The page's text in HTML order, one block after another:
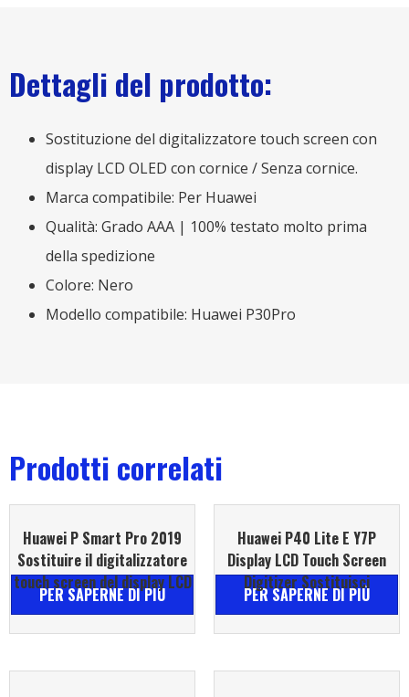
Dettagli del prodotto:
Sostituzione del digitalizzatore touch screen con
display LCD OLED con cornice / Senza cornice.
Marca compatibile: Per Huawei
Qualità: Grado AAA | 100% testato molto prima
della spedizione
Colore: Nero
Modello compatibile: Huawei P30Pro
Prodotti correlati
Huawei P Smart Pro 2019
Sostituire il digitalizzatore
touch screen del display LCD
PER SAPERNE DI PIÙ
Huawei P40 Lite E Y7P
Display LCD Touch Screen
Digitizer Sostituisci
PER SAPERNE DI PIÙ